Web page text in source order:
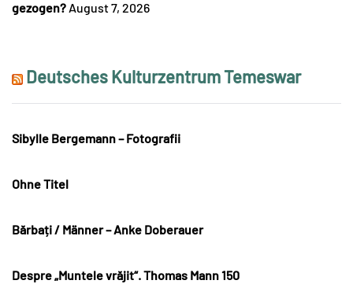
gezogen? August 7, 2026
Deutsches Kulturzentrum Temeswar
Sibylle Bergemann – Fotografii
Ohne Titel
Bărbați / Männer – Anke Doberauer
Despre „Muntele vrăjit“. Thomas Mann 150